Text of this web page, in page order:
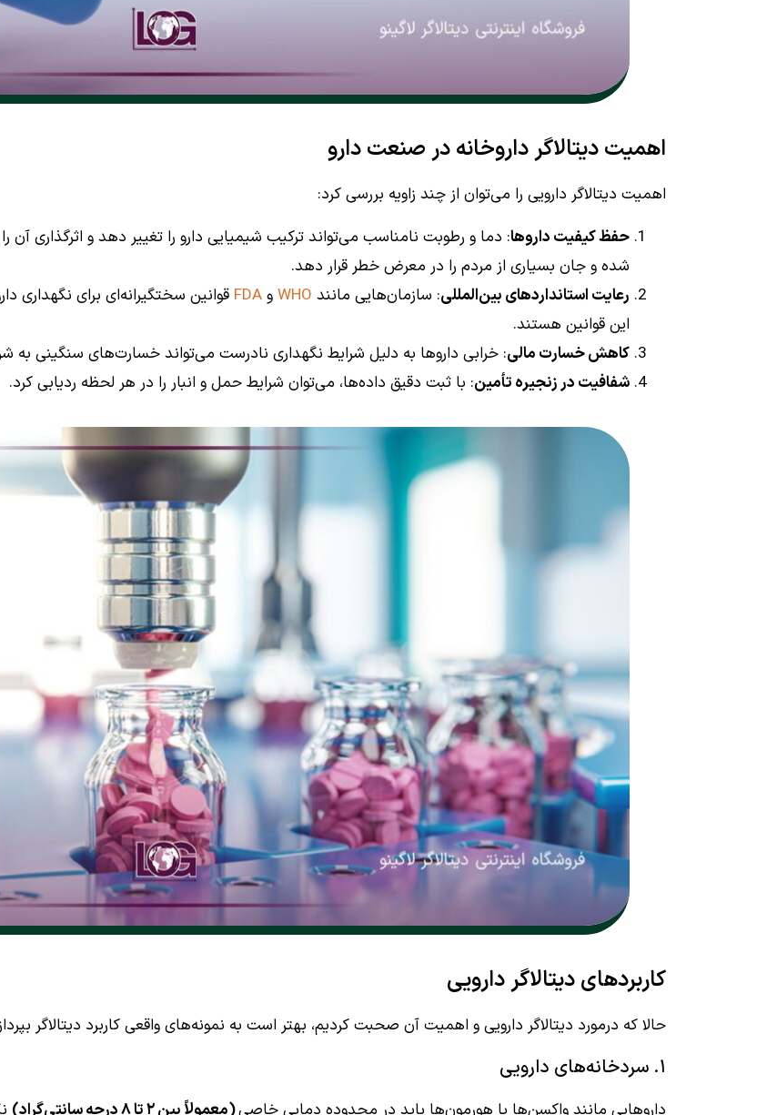
اهمیت دیتالاگر داروخانه در صنعت دارو
اهمیت دیتالاگر دارویی را می‌توان از چند زاویه بررسی کرد:
حفظ کیفیت داروها: دما و رطوبت نامناسب می‌تواند ترکیب شیمیایی دارو را تغییر دهد و اثرگذاری
شده و جان بسیاری از مردم را در معرض خطر قرار دهد.
رعایت استانداردهای بین‌المللی: سازمان‌هایی مانند WHOوFDA قوانین سختگیرانه‌ای برای نگهداری
این قوانین هستند.
کاهش خسارت مالی: خرابی داروها به دلیل شرایط نگهداری نادرست می‌تواند خسارت‌های سنگینی به
شفافیت در زنجیره تأمین: با ثبت دقیق داده‌ها، می‌توان شرایط حمل و انبار را در هر لحظه ردیابی کرد.
کاربردهای دیتالاگر دارویی
حالا که درمورد دیتالاگر دارویی و اهمیت آن صحبت کردیم، بهتر است به نمونه‌های واقعی کاربرد دیتالاگر
۱. سردخانه‌های دارویی
داروهایی مانند واکسن‌ها یا هورمون‌ها باید در محدوده دمایی خاصی(معمولاً بین ۲ تا ۸ درجه سانتی‌گراد)